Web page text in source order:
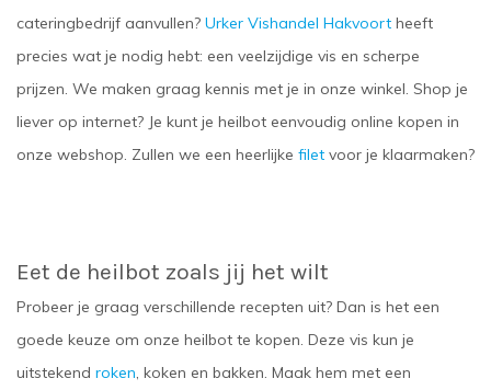
cateringbedrijf aanvullen? Urker Vishandel Hakvoort heeft
precies wat je nodig hebt: een veelzijdige vis en scherpe
prijzen. We maken graag kennis met je in onze winkel. Shop je
liever op internet? Je kunt je heilbot eenvoudig online kopen in
onze webshop. Zullen we een heerlijke filet voor je klaarmaken?
Eet de heilbot zoals jij het wilt
Probeer je graag verschillende recepten uit? Dan is het een
goede keuze om onze heilbot te kopen. Deze vis kun je
uitstekend roken, koken en bakken. Maak hem met een